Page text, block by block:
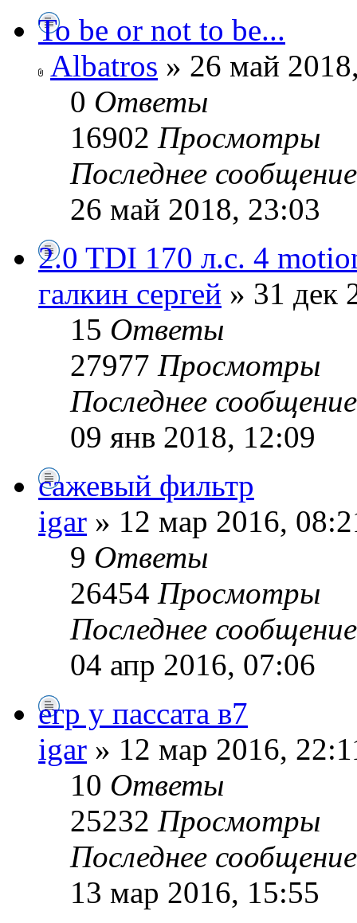
To be or not to be...
Albatros » 26 май
0 Ответы
16902 Просмотры
Последнее
26 май 2018, 23:03
2.0 TDI 170 л.с. 4
галкин сергей » 31 дек
15 Ответы
27977 Просмотры
Последнее
09 янв 2018, 12:09
сажевый фильтр
igar » 12 мар 2016,
9 Ответы
26454 Просмотры
Последнее
04 апр 2016, 07:06
егр у пассата в7
igar » 12 мар 2016,
10 Ответы
25232 Просмотры
Последнее
13 мар 2016, 15:55